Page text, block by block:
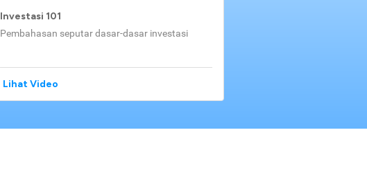
Investasi 101
Pembahasan seputar dasar-dasar investasi
Lihat Video